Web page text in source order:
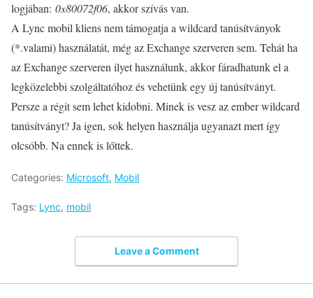
logjában: 0x80072f06, akkor szívás van.
A Lync mobil kliens nem támogatja a wildcard tanúsítványok
(*.valami) használatát, még az Exchange szerveren sem. Tehát ha
az Exchange szerveren ilyet használunk, akkor fáradhatunk el a
legközelebbi szolgáltatóhoz és vehetünk egy új tanúsítványt.
Persze a régit sem lehet kidobni. Minek is vesz az ember wildcard
tanúsítványt? Ja igen, sok helyen használja ugyanazt mert így
olcsóbb. Na ennek is lőttek.
Categories: Microsoft, Mobil
Tags: Lync, mobil
Leave a Comment